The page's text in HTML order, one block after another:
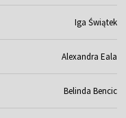
Iga Świątek
Alexandra Eala
Belinda Bencic